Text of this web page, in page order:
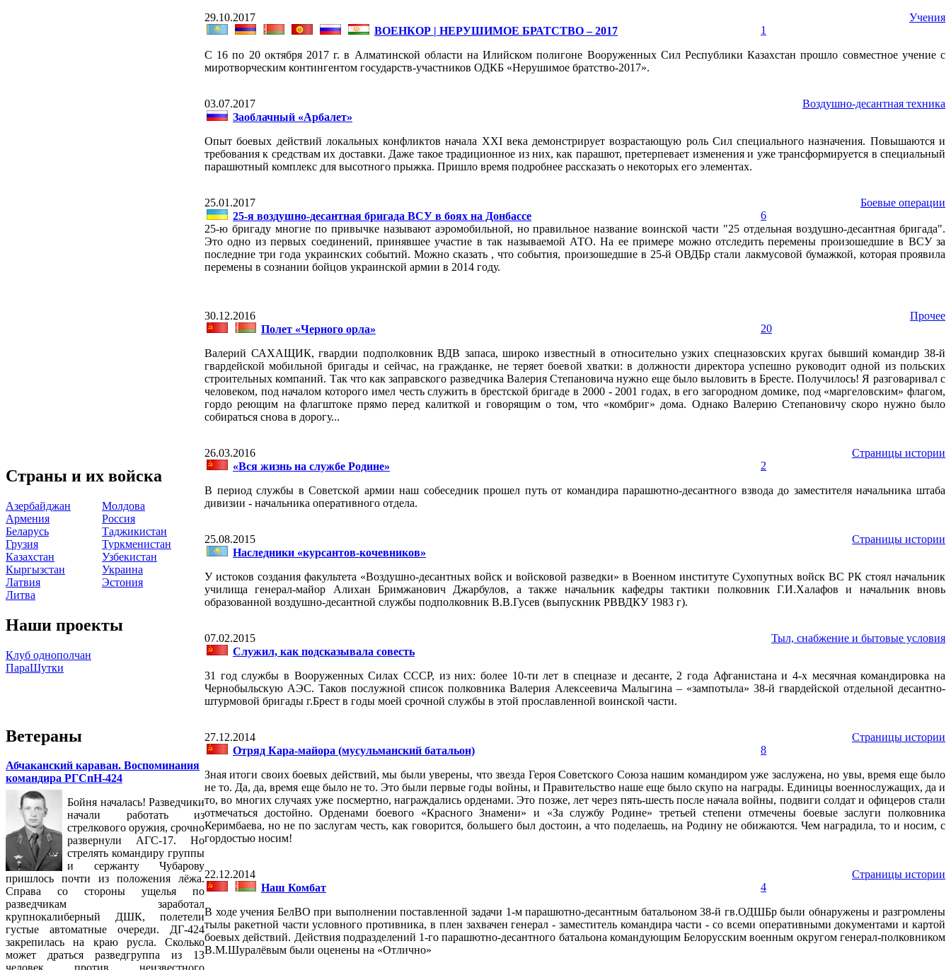
Страны и их войска
Азербайджан
Армения
Беларусь
Грузия
Казахстан
Кыргызстан
Латвия
Литва
Молдова
Россия
Таджикистан
Туркменистан
Узбекистан
Украина
Эстония
Наши проекты
Клуб однополчан
ПараШутки
Ветераны
Абчаканский караван. Воспоминания
командира РГСпН-424
Бойня началась! Разведчики
начали работать из
стрелкового оружия, срочно
развернули АГС-17. Но
стрелять командиру группы
и сержанту Чубарову
пришлось почти из положения лёжа.
Справа со стороны ущелья по
разведчикам заработал
крупнокалиберный ДШК, полетели
густые автоматные очереди. ДГ-424
закрепилась на краю русла. Сколько
может драться разведгруппа из 13
29.10.2017
Учения
ВОЕНКОР | НЕРУШИМОЕ БРАТСТВО – 2017
1
С 16 по 20 октября 2017 г. в Алматинской области на Илийском полигоне Вооруженных Сил Республики Казахстан прошло совместное учение с
миротворческим контингентом государств-участников ОДКБ «Нерушимое братство-2017».
03.07.2017
Воздушно-десантная техника
Заоблачный «Арбалет»
Опыт боевых действий локальных конфликтов начала XXI века демонстрирует возрастающую роль Сил специального назначения. Повышаются и
требования к средствам их доставки. Даже такое традиционное из них, как парашют, претерпевает изменения и уже трансформируется в специальный
парашютный комплекс для высотного прыжка. Пришло время подробнее рассказать о некоторых его элементах.
25.01.2017
Боевые операции
25-я воздушно-десантная бригада ВСУ в боях на Донбассе
6
25-ю бригаду многие по привычке называют аэромобильной, но правильное название воинской части "25 отдельная воздушно-десантная бригада".
Это одно из первых соединений, принявшее участие в так называемой АТО. На ее примере можно отследить перемены произошедшие в ВСУ за
последние три года украинских событий. Можно сказать , что события, произошедшие в 25-й ОВДБр стали лакмусовой бумажкой, которая проявила
перемены в сознании бойцов украинской армии в 2014 году.
30.12.2016
Прочее
Полет «Черного орла»
20
Валерий САХАЩИК, гвардии подполковник ВДВ запаса, широко известный в относительно узких спецназовских кругах бывший командир 38-й
гвардейской мобильной бригады и сейчас, на гражданке, не теряет боевой хватки: в должности директора успешно руководит одной из польских
строительных компаний. Так что как заправского разведчика Валерия Степановича нужно еще было выловить в Бресте. Получилось! Я разговаривал с
человеком, под началом которого имел честь служить в брестской бригаде в 2000 - 2001 годах, в его загородном домике, под «маргеловским» флагом,
гордо реющим на флагштоке прямо перед калиткой и говорящим о том, что «комбриг» дома. Однако Валерию Степановичу скоро нужно было
собираться снова в дорогу...
26.03.2016
Страницы истории
«Вся жизнь на службе Родине»
2
В период службы в Советской армии наш собеседник прошел путь от командира парашютно-десантного взвода до заместителя начальника штаба
дивизии - начальника оперативного отдела.
25.08.2015
Страницы истории
Наследники «курсантов-кочевников»
У истоков создания факультета «Воздушно-десантных войск и войсковой разведки» в Военном институте Сухопутных войск ВС РК стоял начальник
училища генерал-майор Алихан Бримжанович Джарбулов, а также начальник кафедры тактики полковник Г.И.Халафов и начальник вновь
образованной воздушно-десантной службы подполковник В.В.Гусев (выпускник РВВДКУ 1983 г).
07.02.2015
Тыл, снабжение и бытовые условия
Служил, как подсказывала совесть
31 год службы в Вооруженных Силах СССР, из них: более 10-ти лет в спецназе и десанте, 2 года Афганистана и 4-х месячная командировка на
Чернобыльскую АЭС. Таков послужной список полковника Валерия Алексеевича Малыгина – «зампотыла» 38-й гвардейской отдельной десантно-
штурмовой бригады г.Брест в годы моей срочной службы в этой прославленной воинской части.
27.12.2014
Страницы истории
Отряд Кара-майора (мусульманский батальон)
8
Зная итоги своих боевых действий, мы были уверены, что звезда Героя Советского Союза нашим командиром уже заслужена, но увы, время еще было
не то. Да, да, время еще было не то. Это были первые годы войны, и Правительство наше еще было скупо на награды. Единицы военнослужащих, да и
то, во многих случаях уже посмертно, награждались орденами. Это позже, лет через пять-шесть после начала войны, подвиги солдат и офицеров стали
отмечаться достойно. Орденами боевого «Красного Знамени» и «За службу Родине» третьей степени отмечены боевые заслуги полковника
Керимбаева, но не по заслугам честь, как говорится, большего был достоин, а что поделаешь, на Родину не обижаются. Чем наградила, то и носим, с
гордостью носим!
22.12.2014
Страницы истории
Наш Комбат
4
В ходе учения БелВО при выполнении поставленной задачи 1-м парашютно-десантным батальоном 38-й гв.ОДШБр были обнаружены и разгромлены
тылы ракетной части условного противника, в плен захвачен генерал - заместитель командира части - со всеми оперативными документами и картой
боевых действий. Действия подразделений 1-го парашютно-десантного батальона командующим Белорусским военным округом генерал-полковником
В.М.Шуралёвым были оценены на «Отлично»